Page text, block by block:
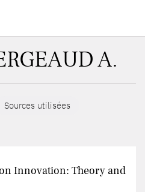
A.
Sources utilisées
Innovation: Theory and